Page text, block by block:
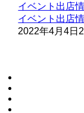
イベント出店
イベント出店
2022年4月4日